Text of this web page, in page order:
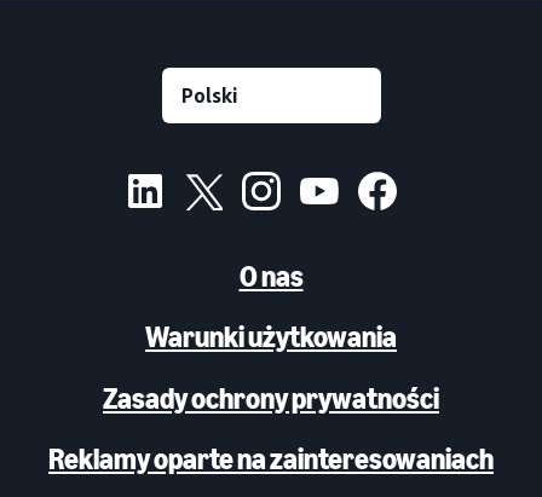
O nas
Warunki użytkowania
Zasady ochrony prywatności
Reklamy oparte na zainteresowaniach